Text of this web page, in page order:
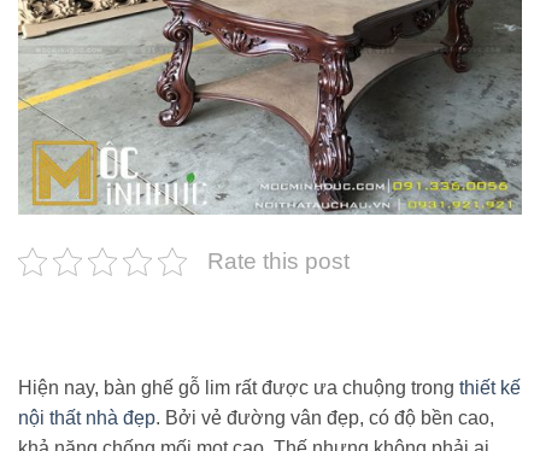
Rate this post
Hiện nay, bàn ghế gỗ lim rất được ưa chuộng trong thiết kế
nội thất nhà đẹp. Bởi vẻ đường vân đẹp, có độ bền cao,